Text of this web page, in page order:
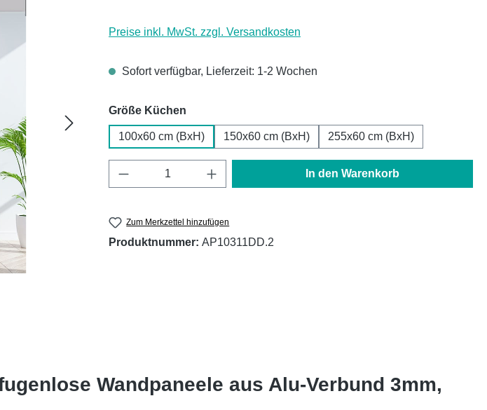
Preise inkl. MwSt. zzgl. Versandkosten
Sofort verfügbar, Lieferzeit: 1-2 Wochen
Größe Küchen
100x60 cm (BxH) 150x60 cm (BxH) 255x60 cm (BxH)
Produkt Anzahl: Gib den gewünschten Wert ein
In den Warenkorb
Zum Merkzettel hinzufügen
Produktnummer: AP10311DD.2
Wandpaneele aus Alu-Verbund 3mm,